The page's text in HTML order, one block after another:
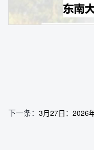
下一条： 3月27日：2026